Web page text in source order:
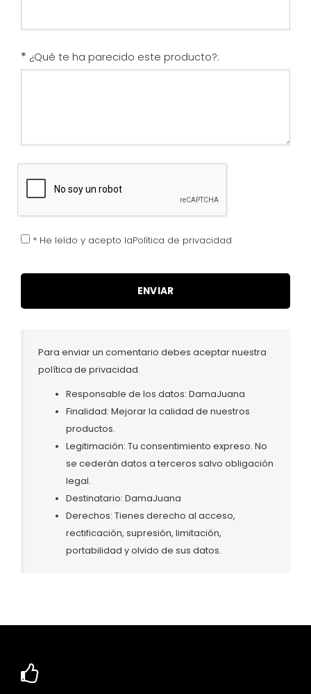
* ¿Qué te ha parecido este producto?:
* He leído y acepto laPolítica de privacidad
Para enviar un comentario debes aceptar nuestra
política de privacidad.
Responsable de los datos: DamaJuana
Finalidad: Mejorar la calidad de nuestros
productos.
Legitimación: Tu consentimiento expreso. No
se cederán datos a terceros salvo obligación
legal.
Destinatario: DamaJuana
Derechos: Tienes derecho al acceso,
rectificación, supresión, limitación,
portabilidad y olvido de sus datos.